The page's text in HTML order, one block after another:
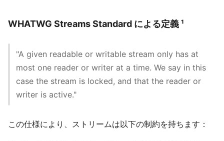
WHATWG Streams Standard による定義 ¹
"A given readable or writable stream only has at
most one reader or writer at a time. We say in this
case the stream is locked, and that the reader or
writer is active."
この仕様により、ストリームは以下の制約を持ちます：